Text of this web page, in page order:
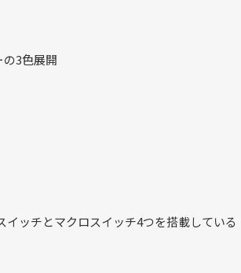
3色展開
ッチとマクロスイッチ4つを搭載している